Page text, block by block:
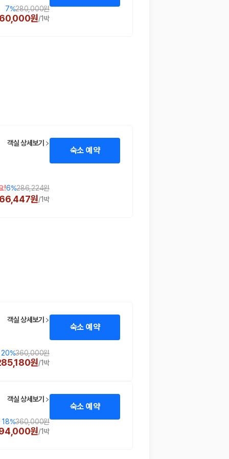
7%280,000원
원/1박
객실 상세보기
!6%286,224원
원/1박
숙소 예약
객실 상세보기
20%360,000원
원/1박
숙소 예약
객실 상세보기
18%360,000원
원/1박
숙소 예약